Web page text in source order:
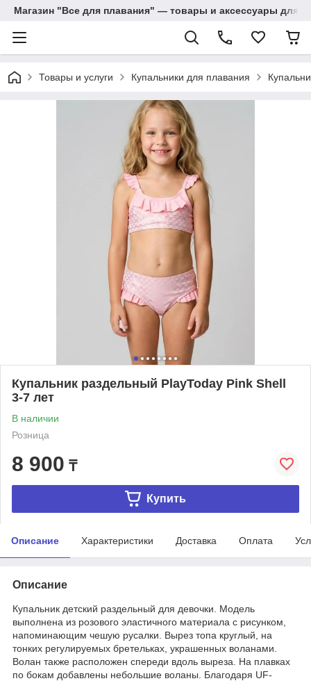
Магазин "Все для плавания" — товары и аксессуары для
Товары и услуги Купальники для плавания
Купальник раздельный PlayToday Pink Shell
3-7 лет
В наличии
Розница
8 900 ₸
Купить
Описание Характеристики Доставка Оплата
Описание
Купальник детский раздельный для девочки. Модель
выполнена из розового эластичного материала с рисунком,
напоминающим чешую русалки. Вырез топа круглый, на
тонких регулируемых бретельках, украшенных воланами.
Волан также расположен спереди вдоль выреза. На плавках
по бокам добавлены небольшие воланы. Благодаря UF-